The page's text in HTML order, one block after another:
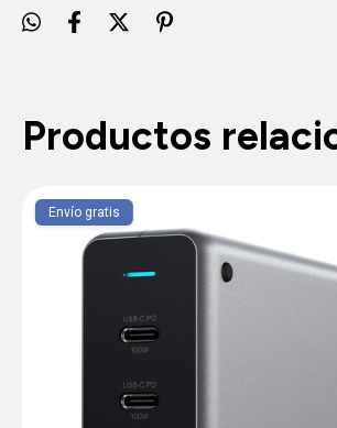
Productos
Envío gratis